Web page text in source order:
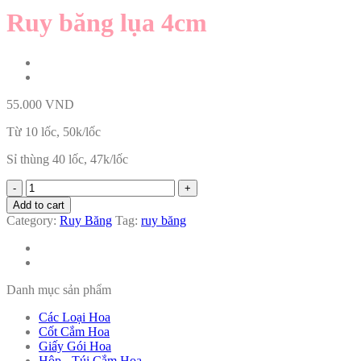
Ruy băng lụa 4cm
55.000 VND
Từ 10 lốc, 50k/lốc
Sỉ thùng 40 lốc, 47k/lốc
Ruy
băng
lụa
4cm
quantity
Add to cart
Category: Ruy Băng Tag: ruy băng
Danh mục sản phẩm
Các Loại Hoa
Cốt Cắm Hoa
Giấy Gói Hoa